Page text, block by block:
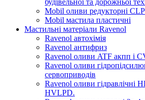
будівельної та дорожньої
Mobil оливи редукторні CLP
Mobil мастила пластичні
Мастильні матеріали Ravenol
Ravenol автохімія
Ravenol антифриз
Ravenol оливи ATF акпп і
Ravenol оливи
сервоприводів
Ravenol оливи гідравлічні
HVLPD.